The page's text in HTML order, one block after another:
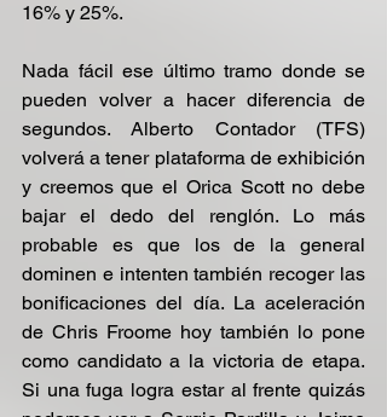
16% y 25%.
Nada fácil ese último tramo donde se
pueden volver a hacer diferencia de
segundos. Alberto Contador (TFS)
volverá a tener plataforma de exhibición
y creemos que el Orica Scott no debe
bajar el dedo del renglón. Lo más
probable es que los de la general
dominen e intenten también recoger las
bonificaciones del día. La aceleración
de Chris Froome hoy también lo pone
como candidato a la victoria de etapa.
Si una fuga logra estar al frente quizás